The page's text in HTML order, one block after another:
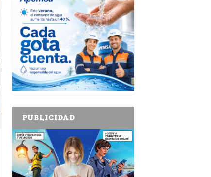
PUBLICIDAD